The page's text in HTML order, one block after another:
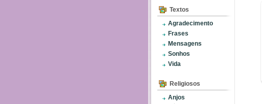
Textos
Agradecimento
Frases
Mensagens
Sonhos
Vida
Religiosos
Anjos